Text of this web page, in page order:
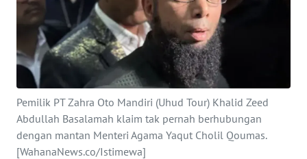
Pemilik PT Zahra Oto Mandiri (Uhud Tour) Khalid Zeed
Abdullah Basalamah klaim tak pernah berhubungan
dengan mantan Menteri Agama Yaqut Cholil Qoumas.
[WahanaNews.co/Istimewa]
INTERNASIONAL
SERBA-SERBI
PENDIDIKAN
OLAHRAGA